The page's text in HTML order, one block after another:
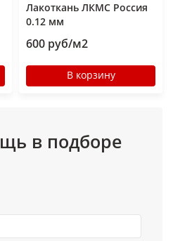
Лакоткань ЛКМС Россия
0.12 мм
600 руб/м2
В корзину
в подборе